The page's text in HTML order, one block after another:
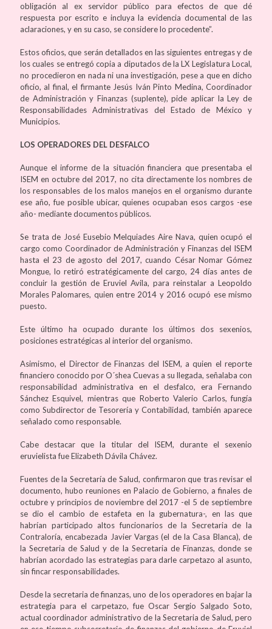
obligación al ex servidor público para efectos de que dé
respuesta por escrito e incluya la evidencia documental de las
aclaraciones, y en su caso, se considere lo procedente”.
Estos oficios, que serán detallados en las siguientes entregas y de
los cuales se entregó copia a diputados de la LX Legislatura Local,
no procedieron en nada ni una investigación, pese a que en dicho
oficio, al final, el firmante Jesús Iván Pinto Medina, Coordinador
de Administración y Finanzas (suplente), pide aplicar la Ley de
Responsabilidades Administrativas del Estado de México y
Municipios.
LOS OPERADORES DEL DESFALCO
Aunque el informe de la situación financiera que presentaba el
ISEM en octubre del 2017, no cita directamente los nombres de
los responsables de los malos manejos en el organismo durante
ese año, fue posible ubicar, quienes ocupaban esos cargos -ese
año- mediante documentos públicos.
Se trata de José Eusebio Melquiades Aire Nava, quien ocupó el
cargo como Coordinador de Administración y Finanzas del ISEM
hasta el 23 de agosto del 2017, cuando César Nomar Gómez
Mongue, lo retiró estratégicamente del cargo, 24 días antes de
concluir la gestión de Eruviel Avila, para reinstalar a Leopoldo
Morales Palomares, quien entre 2014 y 2016 ocupó ese mismo
puesto.
Este último ha ocupado durante los últimos dos sexenios,
posiciones estratégicas al interior del organismo.
Asimismo, el Director de Finanzas del ISEM, a quien el reporte
financiero conocido por O´shea Cuevas a su llegada, señalaba con
responsabilidad administrativa en el desfalco, era Fernando
Sánchez Esquivel, mientras que Roberto Valerio Carlos, fungía
como Subdirector de Tesorería y Contabilidad, también aparece
señalado como responsable.
Cabe destacar que la titular del ISEM, durante el sexenio
eruvielista fue Elizabeth Dávila Chávez.
Fuentes de la Secretaría de Salud, confirmaron que tras revisar el
documento, hubo reuniones en Palacio de Gobierno, a finales de
octubre y principios de noviembre del 2017 -el 5 de septiembre
se dio el cambio de estafeta en la gubernatura-, en las que
habrían participado altos funcionarios de la Secretaria de la
Contraloría, encabezada Javier Vargas (el de la Casa Blanca), de
la Secretaria de Salud y de la Secretaria de Finanzas, donde se
habrían acordado las estrategias para darle carpetazo al asunto,
sin fincar responsabilidades.
Desde la secretaria de finanzas, uno de los operadores en bajar la
estrategia para el carpetazo, fue Oscar Sergio Salgado Soto,
actual coordinador administrativo de la Secretaria de Salud, pero